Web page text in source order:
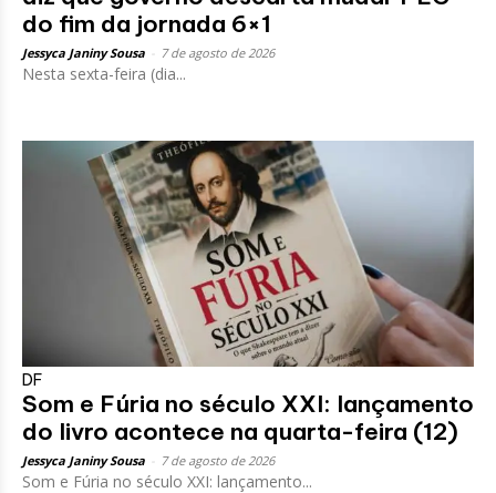
do fim da jornada 6×1
Jessyca Janiny Sousa 7 de agosto de 2026
Nesta sexta-feira (dia...
DF
Som e Fúria no século XXI: lançamento
do livro acontece na quarta-feira (12)
Jessyca Janiny Sousa 7 de agosto de 2026
Som e Fúria no século XXI: lançamento...